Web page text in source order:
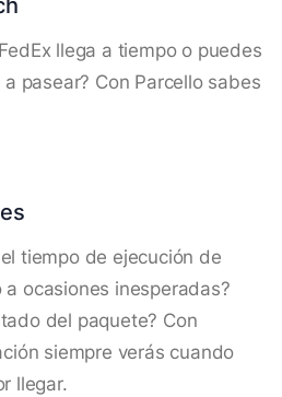
llega a tiempo o puedes
pasear? Con Parcello sabes
tiempo de ejecución de
a ocasiones inesperadas?
del paquete? Con
siempre verás cuando
llegar.